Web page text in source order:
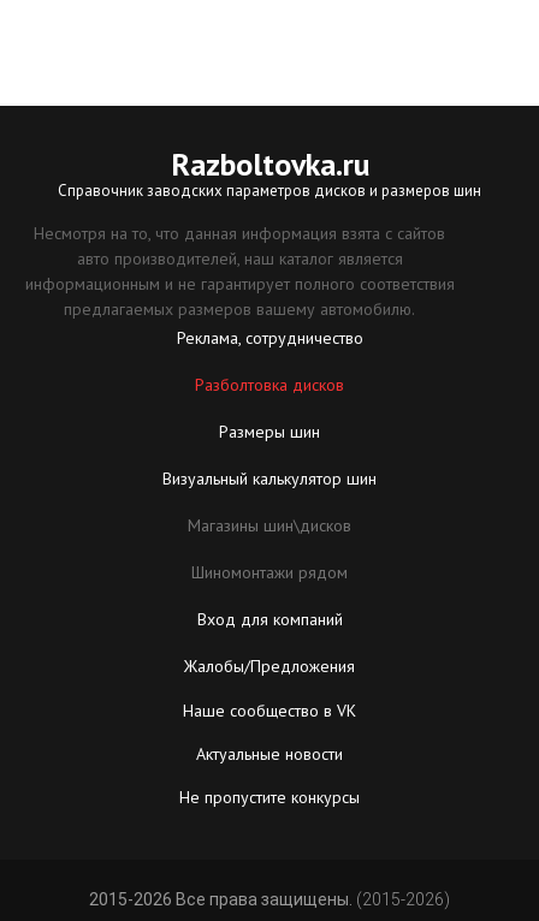
Razboltovka.ru
Справочник заводских параметров дисков и размеров шин
Несмотря на то, что данная информация взята с сайтов
авто производителей, наш каталог является
информационным и не гарантирует полного соответствия
предлагаемых размеров вашему автомобилю.
Реклама, сотрудничество
Разболтовка дисков
Размеры шин
Визуальный калькулятор шин
Магазины шин\дисков
Шиномонтажи рядом
Вход для компаний
Жалобы/Предложения
Наше сообщество в VK
Актуальные новости
Не пропустите конкурсы
2015-2026 Все права защищены. (2015-2026)